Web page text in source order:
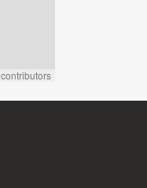
contributors